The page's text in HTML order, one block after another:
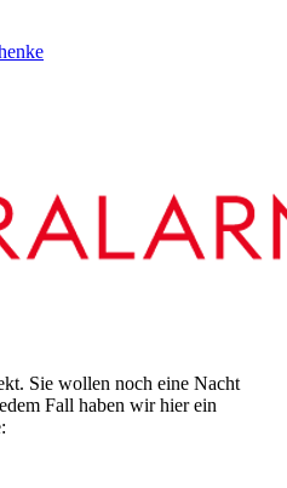
Sie wollen noch eine Nacht
Fall haben wir hier ein